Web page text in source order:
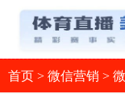
首页 > 微信营销 >